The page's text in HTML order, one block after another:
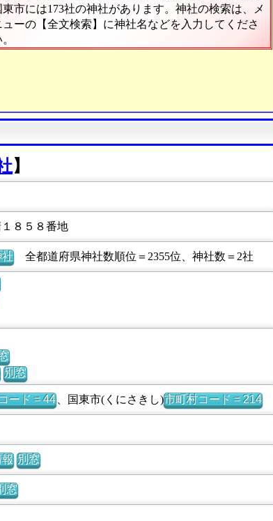
東市には173社の神社があります。神社の検索は、メ
ューの【全文検索】に神社名などを入力してくださ
】
８５８番地
社全都道府県神社数順位＝2355位、神社数＝2社
別窓
ード = 44、国東市(くにさきし)市町村コード = 214
報 別窓
窓